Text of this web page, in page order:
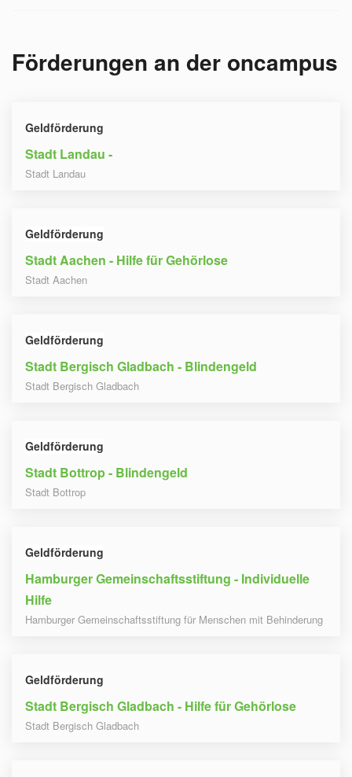
Förderungen an der oncampus
Geldförderung
Stadt Landau -
Stadt Landau
Geldförderung
Stadt Aachen - Hilfe für Gehörlose
Stadt Aachen
Geldförderung
Stadt Bergisch Gladbach - Blindengeld
Stadt Bergisch Gladbach
Geldförderung
Stadt Bottrop - Blindengeld
Stadt Bottrop
Geldförderung
Hamburger Gemeinschaftsstiftung - Individuelle
Hilfe
Hamburger Gemeinschaftsstiftung für Menschen mit Behinderung
Geldförderung
Stadt Bergisch Gladbach - Hilfe für Gehörlose
Stadt Bergisch Gladbach